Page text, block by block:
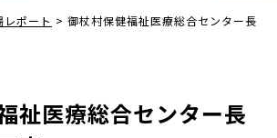
レポート > 御杖村保健福祉医療総合センター長
祉医療総合センター長